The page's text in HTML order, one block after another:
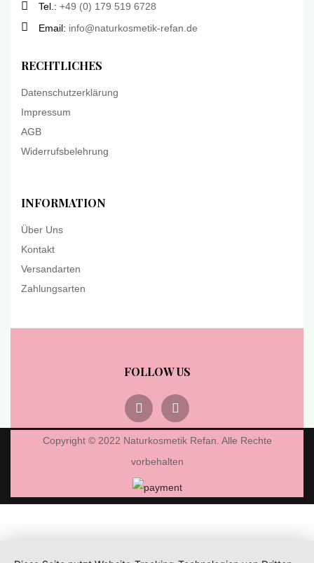
Tel.: +49 (0) 179 519 6728
Email: info@naturkosmetik-refan.de
RECHTLICHES
Datenschutzerklärung
Impressum
AGB
Widerrufsbelehrung
INFORMATION
Über Uns
Kontakt
Versandarten
Zahlungsarten
FOLLOW US
Copyright © 2022 Naturkosmetik Refan. Alle Rechte
vorbehalten